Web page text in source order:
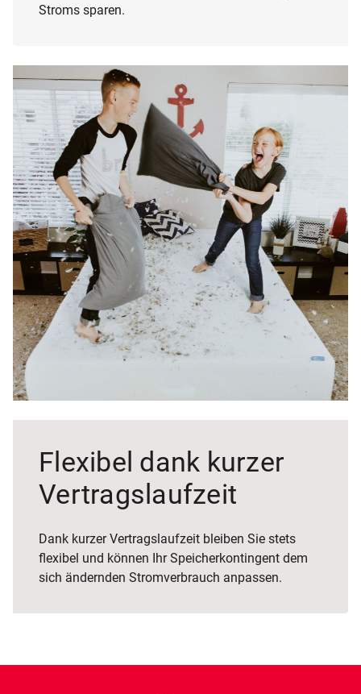
Stroms sparen.
Flexibel dank kurzer
Vertragslaufzeit
Dank kurzer Vertragslaufzeit bleiben Sie stets
flexibel und können Ihr Speicherkontingent dem
sich ändernden Stromverbrauch anpassen.